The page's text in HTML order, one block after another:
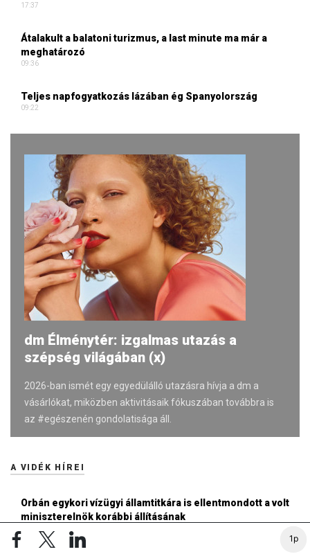
1p
17:37
Átalakult a balatoni turizmus, a last minute ma már a
meghatározó
09:36
Teljes napfogyatkozás lázában ég Spanyolország
09:22
dm Élménytér: izgalmas utazás a
szépség világában (x)
2026-ban ismét egy egyedülálló utazásra hívja a dm a
vásárlókat, miközben aktivitásaik fókuszában továbbra is
az #egészenén gondolatisága áll.
A VIDÉK HÍREI
Orbán egykori vízügyi államtitkára is ellentmondott a volt
miniszterelnök korábbi állításának